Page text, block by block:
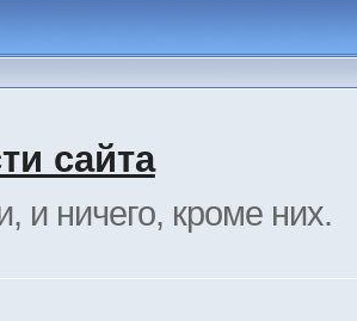
сайта
и ничего, кроме них.